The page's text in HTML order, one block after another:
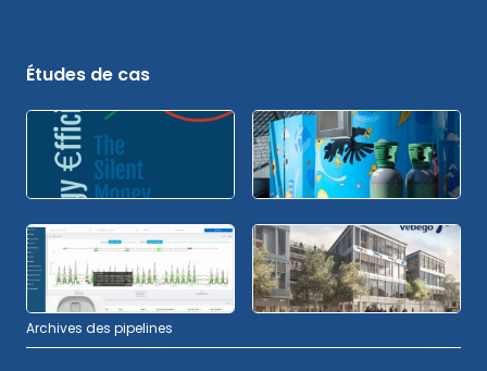
Études de cas
Archives des pipelines